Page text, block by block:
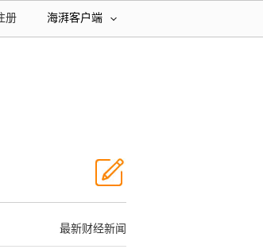
海湃客户端
册
最新财经新闻